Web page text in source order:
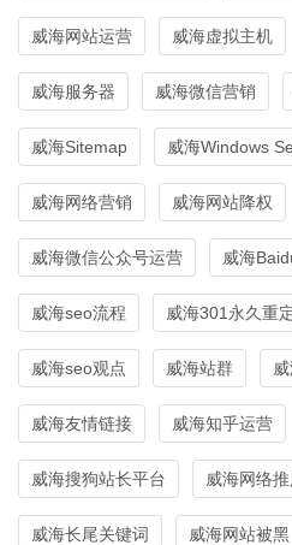
威海网站运营 威海虚拟主机
威海服务器 威海微信营销
威海Sitemap 威海Windows
威海网络营销 威海网站降权
威海微信公众号运营 威海
威海seo流程 威海301永久重
威海seo观点 威海站群
威海友情链接 威海知乎运营
威海搜狗站长平台 威海网络
威海长尾关键词 威海网站被黑